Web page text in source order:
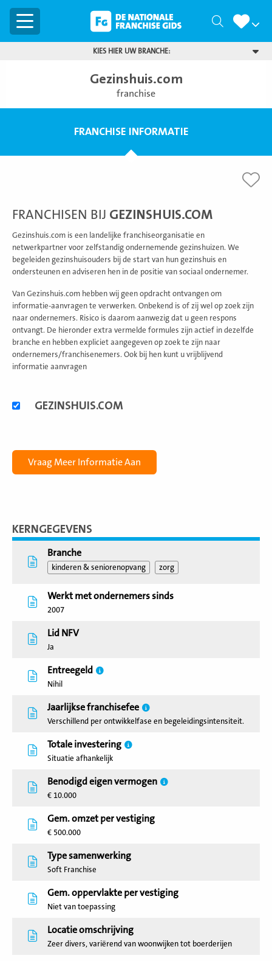
Menu Zoeken
KIES HIER UW BRANCHE:
Gezinshuis.com
franchise
FRANCHISE INFORMATIE
FRANCHISEN BIJ GEZINSHUIS.COM
Gezinshuis.com is een landelijke franchiseorganisatie en
netwerkpartner voor zelfstandig ondernemende gezinshuizen. We
begeleiden gezinshuisouders bij de start van hun gezinshuis en
ondersteunen en adviseren hen in de positie van sociaal ondernemer.
Van Gezinshuis.com hebben wij geen opdracht ontvangen om
informatie-aanvragen te verwerken. Onbekend is of zij wel op zoek zijn
naar ondernemers. Risico is daarom aanwezig dat u geen respons
ontvangt. De hieronder extra vermelde formules zijn actief in dezelfde
branche en hebben expliciet aangegeven op zoek te zijn naar
ondernemers/franchisenemers. Ook bij hen kunt u vrijblijvend
informatie aanvragen
formulesGEZINSHUIS.COM
KERNGEGEVENS
Branche
kinderen & seniorenopvang zorg
Werkt met ondernemers sinds
2007
Lid NFV
Ja
Entreegeld
Nihil
Jaarlijkse franchisefee
Verschillend per ontwikkelfase en begeleidingsintensiteit.
Totale investering
Situatie afhankelijk
Benodigd eigen vermogen
€ 10.000
Gem. omzet per vestiging
€ 500.000
Type samenwerking
Soft Franchise
Gem. oppervlakte per vestiging
Niet van toepassing
Locatie omschrijving
Zeer divers, variërend van woonwijken tot boerderijen